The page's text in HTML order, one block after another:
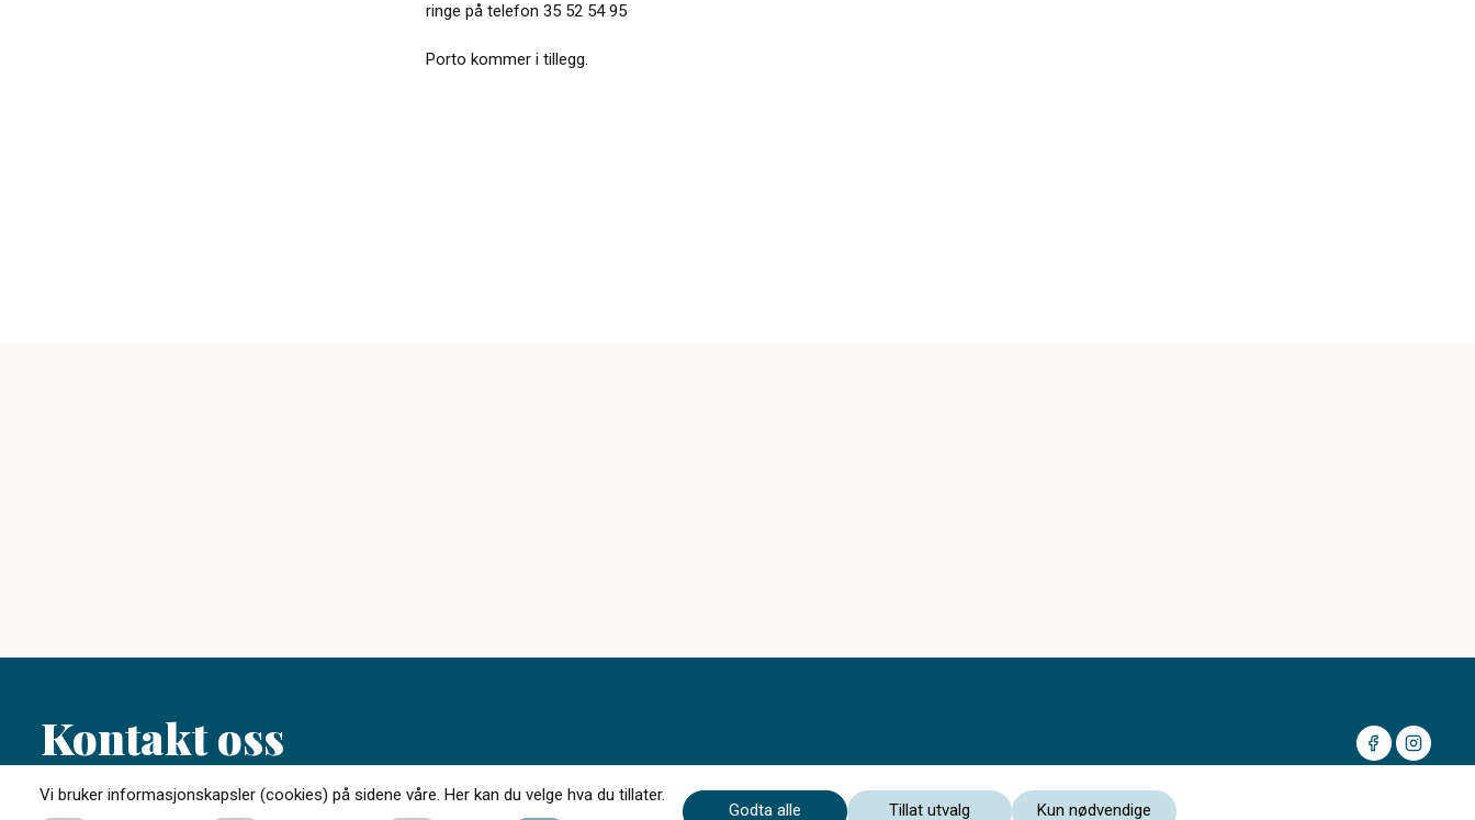
ringe på telefon 35 52 54 95
Porto kommer i tillegg.
Kontakt oss
Vi bruker informasjonskapsler (cookies) på sidene våre. Her kan du velge hva du tillater.
Godta alle Tillat utvalg Kun nødvendige